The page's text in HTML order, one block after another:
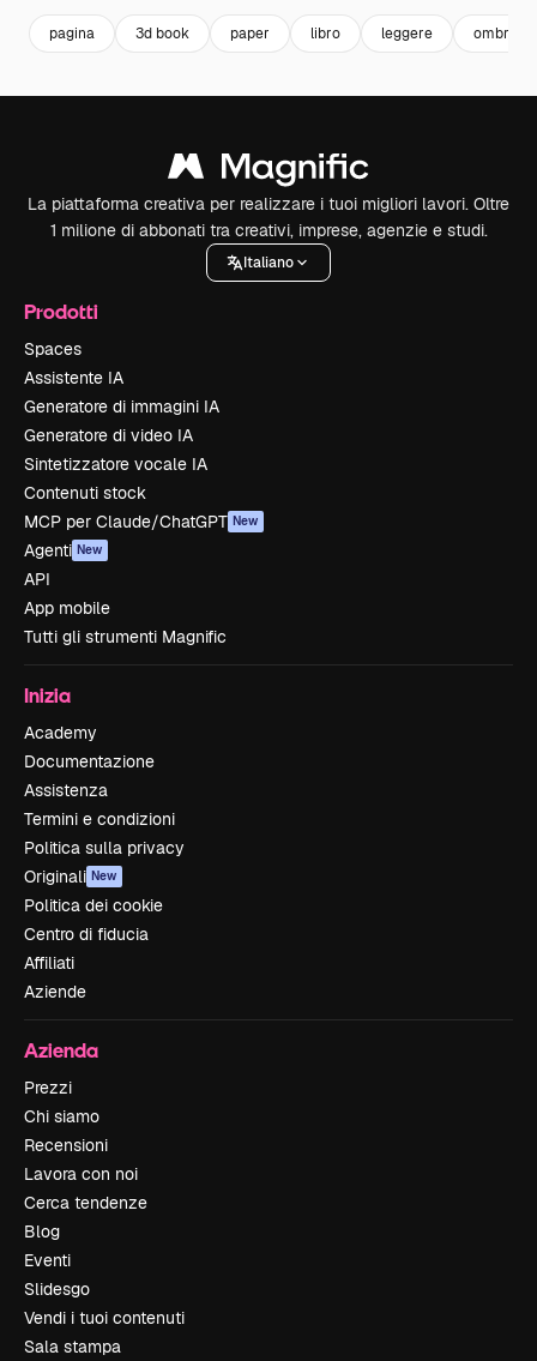
pagina 3d book paper libro leggere ombra
La piattaforma creativa per realizzare i tuoi migliori lavori. Oltre
1 milione di abbonati tra creativi, imprese, agenzie e studi.
Italiano
Prodotti
Spaces
Assistente IA
Generatore di immagini IA
Generatore di video IA
Sintetizzatore vocale IA
Contenuti stock
MCP per Claude/ChatGPT New
Agenti New
API
App mobile
Tutti gli strumenti Magnific
Inizia
Academy
Documentazione
Assistenza
Termini e condizioni
Politica sulla privacy
Originali New
Politica dei cookie
Centro di fiducia
Affiliati
Aziende
Azienda
Prezzi
Chi siamo
Recensioni
Lavora con noi
Cerca tendenze
Blog
Eventi
Slidesgo
Vendi i tuoi contenuti
Sala stampa